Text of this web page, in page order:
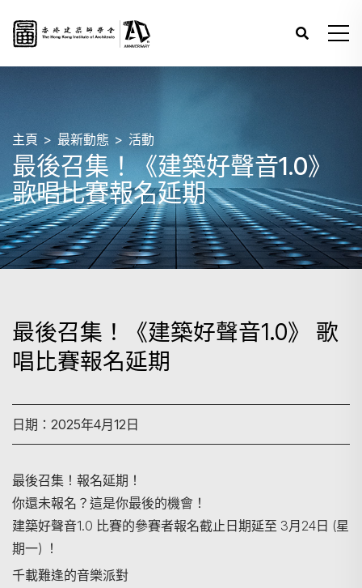
主頁 最新動態 活動
最後召集！《建築好聲音1.0》
歌唱比賽報名延期
最後召集！《建築好聲音1.0》 歌
唱比賽報名延期
日期：2025年4月12日
最後召集！報名延期！
你還未報名？這是你最後的機會！
建築好聲音1.0 比賽的參賽者報名截止日期延至 3月24日 (星
期一) ！
千載難逢的音樂派對